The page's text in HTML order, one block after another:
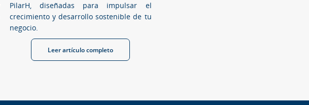
PilarH, diseñadas para impulsar el
crecimiento y desarrollo sostenible de tu
negocio.
Leer artículo completo